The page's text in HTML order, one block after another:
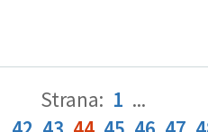
Strana: 1 ...